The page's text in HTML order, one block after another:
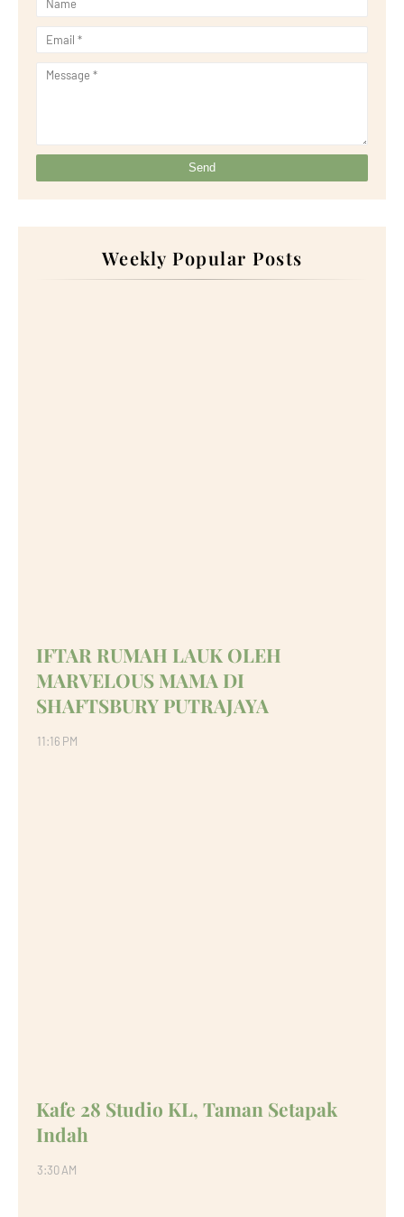
Weekly Popular Posts
IFTAR RUMAH LAUK OLEH
MARVELOUS MAMA DI
SHAFTSBURY PUTRAJAYA
11:16 PM
Kafe 28 Studio KL, Taman Setapak
Indah
3:30 AM